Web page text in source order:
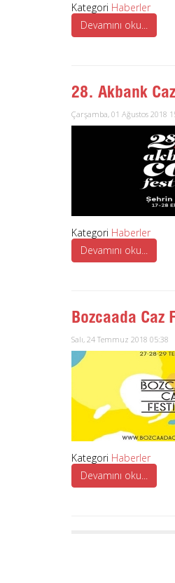
Kategori Haberler
Devamını oku...
28. Akbank
Çarşamba, 01 Ağustos 2018
Kategori Haberler
Devamını oku...
Bozcaada Caz
Salı, 24 Temmuz 2018 05:38
Kategori Haberler
Devamını oku...